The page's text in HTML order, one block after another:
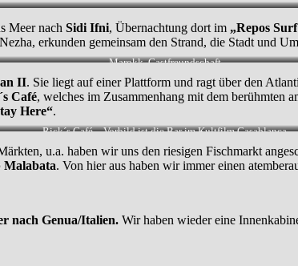
Meer nach Sidi Ifni, Übernachtung dort im „Repos
erkunden gemeinsam den Strand, die Stadt und
Marokk. Gastfreundschaft.
II. Sie liegt auf einer Plattform und ragt über den
Café, welches im Zusammenhang mit dem berühmten
Here“.
Rick´s Café – Vorbild ist die Bar im Kultfilm Casablanca.
u.a. haben wir uns den riesigen Fischmarkt
Malabata. Von hier aus haben wir immer einen
nach Genua/Italien. Wir haben wieder eine